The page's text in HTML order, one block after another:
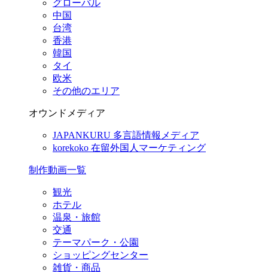
グローバル
中国
台湾
香港
韓国
タイ
欧米
その他のエリア
オウンドメディア
JAPANKURU 多言語情報メディア
korekoko 在留外国人マーケティング
制作動画一覧
観光
ホテル
温泉・旅館
交通
テーマパーク・公園
ショッピングセンター
雑貨・商品